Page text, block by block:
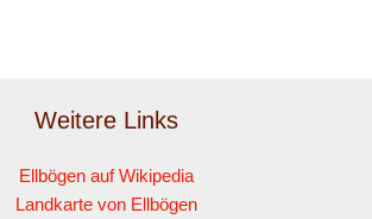
Weitere Links
Ellbögen auf Wikipedia
Landkarte von Ellbögen